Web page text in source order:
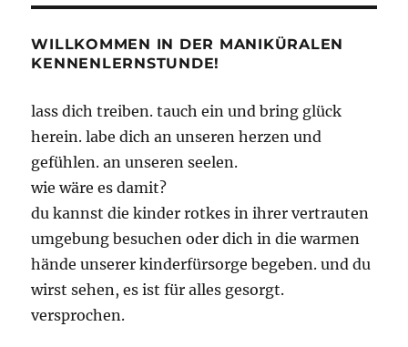
WILLKOMMEN IN DER MANIKÜRALEN
KENNENLERNSTUNDE!
lass dich treiben. tauch ein und bring glück
herein. labe dich an unseren herzen und
gefühlen. an unseren seelen.
wie wäre es damit?
du kannst die kinder rotkes in ihrer vertrauten
umgebung besuchen oder dich in die warmen
hände unserer kinderfürsorge begeben. und du
wirst sehen, es ist für alles gesorgt.
versprochen.